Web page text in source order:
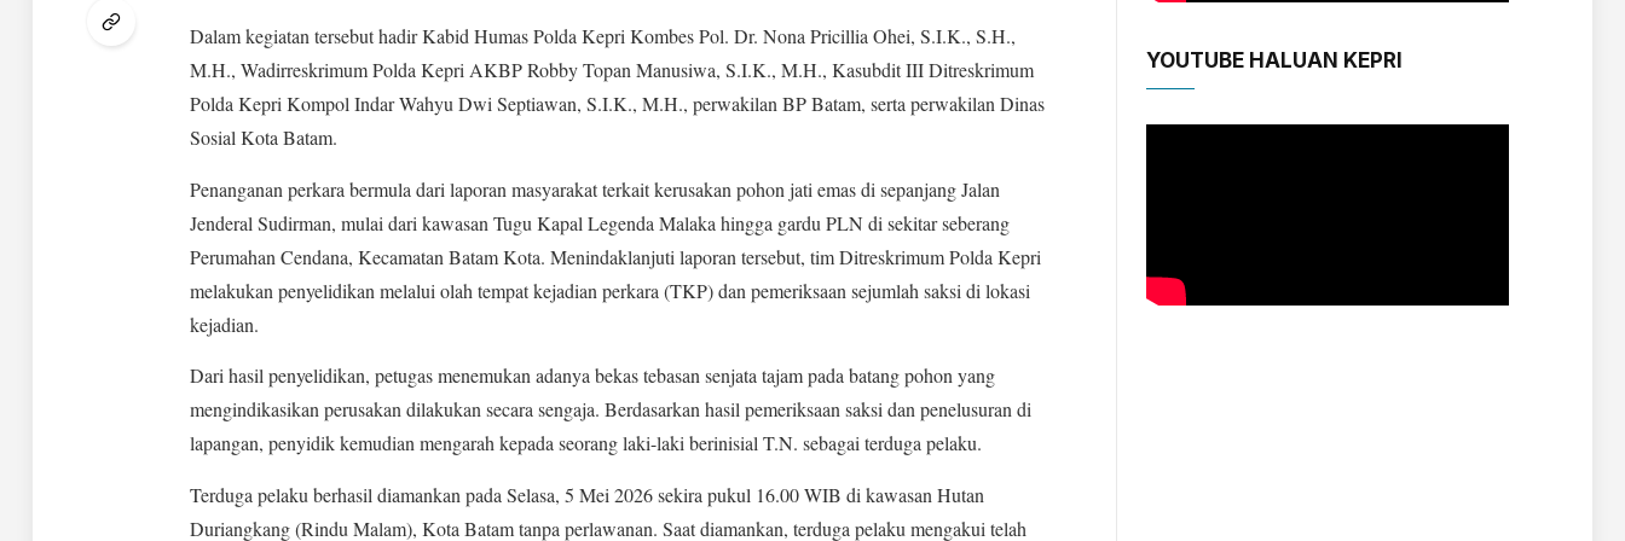
Dalam kegiatan tersebut hadir Kabid Humas Polda Kepri Kombes Pol. Dr. Nona Pricillia Ohei, S.I.K., S.H.,
M.H., Wadirreskrimum Polda Kepri AKBP Robby Topan Manusiwa, S.I.K., M.H., Kasubdit III Ditreskrimum
Polda Kepri Kompol Indar Wahyu Dwi Septiawan, S.I.K., M.H., perwakilan BP Batam, serta perwakilan Dinas
Sosial Kota Batam.
Penanganan perkara bermula dari laporan masyarakat terkait kerusakan pohon jati emas di sepanjang Jalan
Jenderal Sudirman, mulai dari kawasan Tugu Kapal Legenda Malaka hingga gardu PLN di sekitar seberang
Perumahan Cendana, Kecamatan Batam Kota. Menindaklanjuti laporan tersebut, tim Ditreskrimum Polda Kepri
melakukan penyelidikan melalui olah tempat kejadian perkara (TKP) dan pemeriksaan sejumlah saksi di lokasi
kejadian.
Dari hasil penyelidikan, petugas menemukan adanya bekas tebasan senjata tajam pada batang pohon yang
mengindikasikan perusakan dilakukan secara sengaja. Berdasarkan hasil pemeriksaan saksi dan penelusuran di
lapangan, penyidik kemudian mengarah kepada seorang laki-laki berinisial T.N. sebagai terduga pelaku.
Terduga pelaku berhasil diamankan pada Selasa, 5 Mei 2026 sekira pukul 16.00 WIB di kawasan Hutan
Duriangkang (Rindu Malam), Kota Batam tanpa perlawanan. Saat diamankan, terduga pelaku mengakui telah
YOUTUBE HALUAN KEPRI